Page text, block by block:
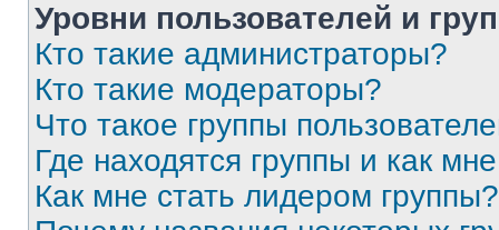
Уровни пользователей и
Кто такие администраторы?
Кто такие модераторы?
Что такое группы
Где находятся группы и как
Как мне стать лидером группы?